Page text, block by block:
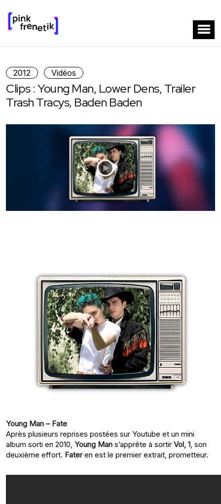
2012 Vidéos
Clips : Young Man, Lower Dens, Trailer
Trash Tracys, Baden Baden
Young Man – Fate
Après plusieurs reprises postées sur Youtube et un mini
album sorti en 2010, Young Man s’apprête à sortir Vol, 1, son
deuxième effort. Fateren est le premier extrait, prometteur.